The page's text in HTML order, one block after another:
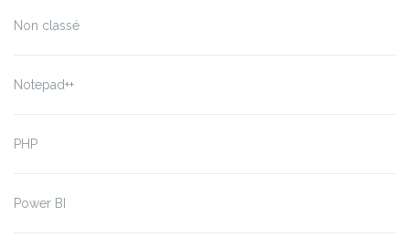
Non classé
Notepad++
PHP
Power BI